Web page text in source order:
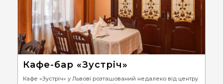
Кафе-бар «Зустріч»
Кафе «Зустріч» у Львові розташований недалеко від центру